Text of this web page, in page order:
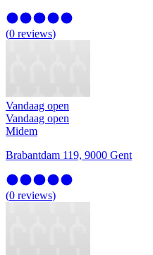
(0 reviews)
Vandaag open
Vandaag open
Midem
Brabantdam 119, 9000 Gent
(0 reviews)